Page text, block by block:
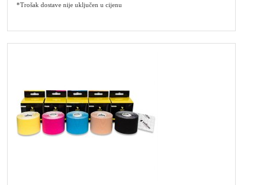
*Trošak dostave nije uključen u cijenu